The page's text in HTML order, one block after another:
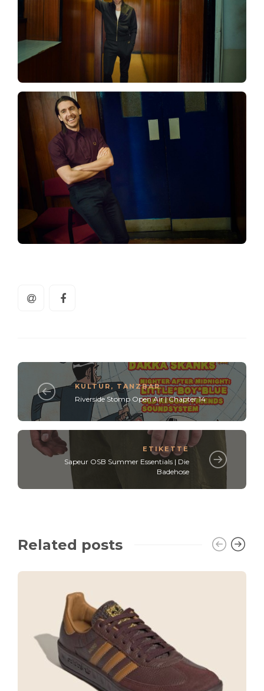
KULTUR , TANZBAR
Riverside Stomp Open Air | Chapter 14
ETIKETTE
Sapeur OSB Summer Essentials | Die
Badehose
Related posts